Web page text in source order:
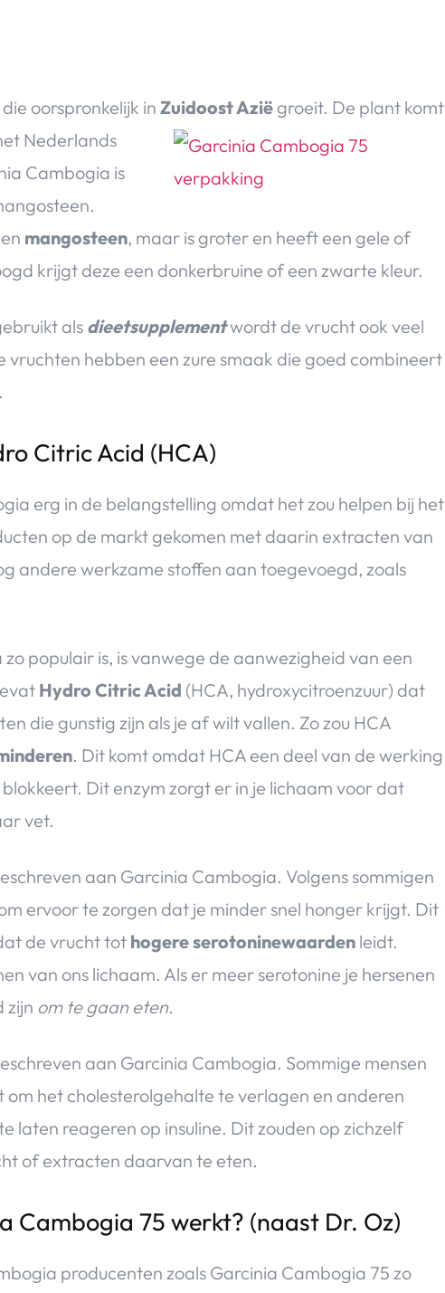
oorspronkelijk in Zuidoost Azië groeit. De plant komt
Nederlands
Cambogia is
mangosteen, maar is groter en heeft een gele of
krijgt deze een donkerbruine of een zwarte kleur.
als dieetsupplementwordt de vrucht ook veel
vruchten hebben een zure smaak die goed combineert
Citric Acid (HCA)
erg in de belangstelling omdat het zou helpen bij het
op de markt gekomen met daarin extracten van
andere werkzame stoffen aan toegevoegd, zoals
populair is, is vanwege de aanwezigheid van een
Hydro Citric Acid (HCA, hydroxycitroenzuur) dat
die gunstig zijn als je af wilt vallen. Zo zou HCA
. Dit komt omdat HCA een deel van de werking
Dit enzym zorgt er in je lichaam voor dat
vet.
aan Garcinia Cambogia. Volgens sommigen
ervoor te zorgen dat je minder snel honger krijgt. Dit
de vrucht tot hogere serotoninewaarden leidt.
van ons lichaam. Als er meer serotonine je hersenen
zijn om te gaan eten.
aan Garcinia Cambogia. Sommige mensen
het cholesterolgehalte te verlagen en anderen
laten reageren op insuline. Dit zouden op zichzelf
of extracten daarvan te eten.
Cambogia 75 werkt? (naast Dr. Oz)
producenten zoals Garcinia Cambogia 75 zo